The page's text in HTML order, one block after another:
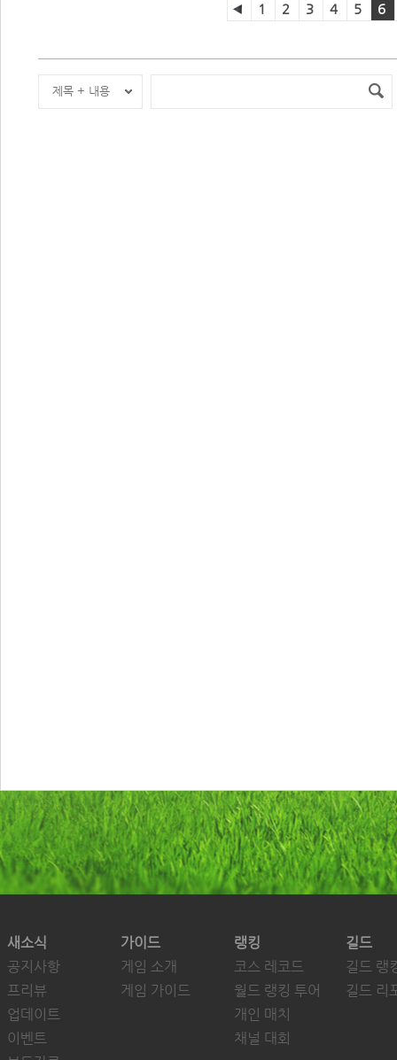
1 2 3 4 5 6
제목 + 내용
새소식
공지사항
프리뷰
업데이트
이벤트
가이드
게임 소개
게임 가이드
랭킹
코스 레코드
월드 랭킹 투어
개인 매치
채널 대회
길드
길드 랭
길드 리